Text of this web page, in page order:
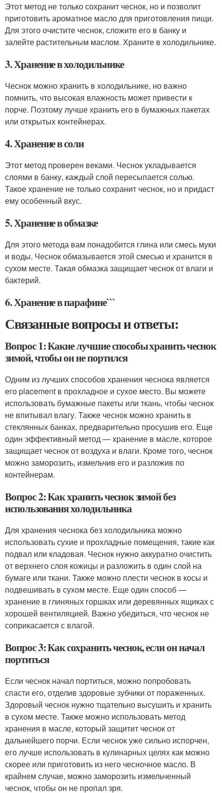
Этот метод не только сохранит чеснок, но и позволит
приготовить ароматное масло для приготовления пищи.
Для этого очистите чеснок, сложите его в банку и
залейте растительным маслом. Храните в холодильнике.
3. Хранение в холодильнике
Чеснок можно хранить в холодильнике, но важно
помнить, что высокая влажность может привести к
порче. Поэтому лучше хранить его в бумажных пакетах
или открытых контейнерах.
4. Хранение в соли
Этот метод проверен веками. Чеснок укладывается
слоями в банку, каждый слой пересыпается солью.
Такое хранение не только сохранит чеснок, но и придаст
ему особенный вкус.
5. Хранение в обмазке
Для этого метода вам понадобится глина или смесь муки
и воды. Чеснок обмазывается этой смесью и хранится в
сухом месте. Такая обмазка защищает чеснок от влаги и
бактерий.
6. Хранение в парафине```
Связанные вопросы и ответы:
Вопрос 1: Какие лучшие способы хранить чеснок
зимой, чтобы он не портился
Одним из лучших способов хранения чеснока является
его placement в прохладное и сухое место. Вы можете
использовать бумажные пакеты или ткань, чтобы чеснок
не впитывал влагу. Также чеснок можно хранить в
стеклянных банках, предварительно просушив его. Еще
один эффективный метод — хранение в масле, которое
защищает чеснок от воздуха и влаги. Кроме того, чеснок
можно заморозить, измельчив его и разложив по
контейнерам.
Вопрос 2: Как хранить чеснок зимой без
использования холодильника
Для хранения чеснока без холодильника можно
использовать сухие и прохладные помещения, такие как
подвал или кладовая. Чеснок нужно аккуратно очистить
от верхнего слоя кожицы и разложить в один слой на
бумаге или ткани. Также можно плести чеснок в косы и
подвешивать в сухом месте. Еще один способ —
хранение в глиняных горшках или деревянных ящиках с
хорошей вентиляцией. Важно убедиться, что чеснок не
соприкасается с влагой.
Вопрос 3: Как сохранить чеснок, если он начал
портиться
Если чеснок начал портиться, можно попробовать
спасти его, отделив здоровые зубчики от пораженных.
Здоровый чеснок нужно тщательно высушить и хранить
в сухом месте. Также можно использовать метод
хранения в масле, который защитит чеснок от
дальнейшего порчи. Если чеснок уже сильно испорчен,
его лучше использовать в кулинарных целях как можно
скорее или приготовить из него чесночное масло. В
крайнем случае, можно заморозить измельченный
чеснок, чтобы он не пропал зря.